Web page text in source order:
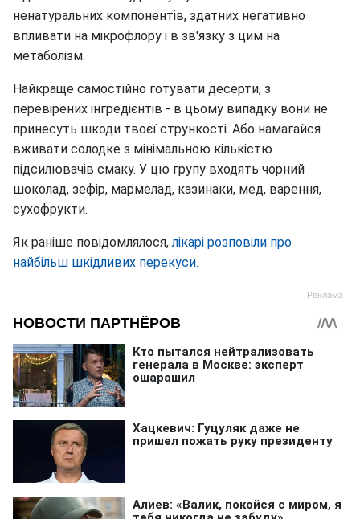
ненатуральних компонентів, здатних негативно
впливати на мікрофлору і в зв'язку з цим на
метаболізм.
Найкраще самостійно готувати десерти, з
перевірених інгредієнтів - в цьому випадку вони не
принесуть шкоди твоєї стрункості. Або намагайся
вживати солодке з мінімальною кількістю
підсилювачів смаку. У цю групу входять чорний
шоколад, зефір, мармелад, казинаки, мед, варення,
сухофрукти.
Як раніше повідомлялося,лікарі розповіли про
найбільш шкідливих перекуси.